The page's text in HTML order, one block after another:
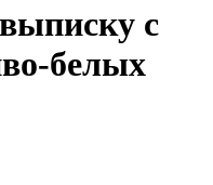
с
белых